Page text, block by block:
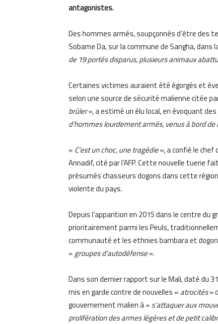
antagonistes.
Des hommes armés, soupçonnés d’être des
Sobame Da, sur la commune de Sangha, dans
de 19 portés disparus, plusieurs animaux
Certaines victimes auraient été égorgés et
selon une source de sécurité malienne citée
brûler», a estimé un élu local, en évoquant
d’hommes lourdement armés, venus à bord
« C’est un choc, une tragédie», a confié le chef
Annadif, cité par l’AFP. Cette nouvelle tuerie
présumés chasseurs dogons dans cette
violente du pays.
Depuis l’apparition en 2015 dans le centre
prioritairement parmi les Peuls,
communauté et les ethnies bambara et
«groupes d’autodéfense».
Dans son dernier rapport sur le Mali, daté du
mis en garde contre de nouvelles « atrocités»
gouvernement malien à « s’attaquer aux
prolifération des armes légères et de petit